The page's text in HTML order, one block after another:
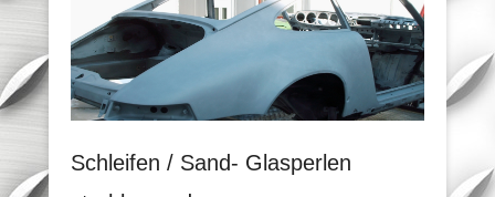
Schleifen / Sand- Glasperlen